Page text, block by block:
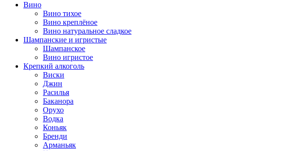
Вино
Вино тихое
Вино креплёное
Вино натуральное сладкое
Шампанские и игристые
Шампанское
Вино игристое
Крепкий алкоголь
Виски
Джин
Расилья
Баканора
Орухо
Водка
Коньяк
Бренди
Арманьяк